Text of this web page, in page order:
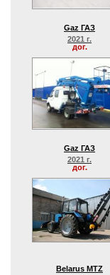
Gaz ГАЗ
2021 г.
дог.
Gaz ГАЗ
2021 г.
дог.
Belarus MTZ